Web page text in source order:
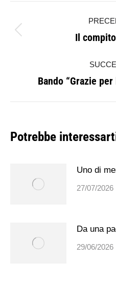
tra
Il
Bando “Grazie
Potrebbe
Uno di
27/07/2026
Da una
29/06/2026